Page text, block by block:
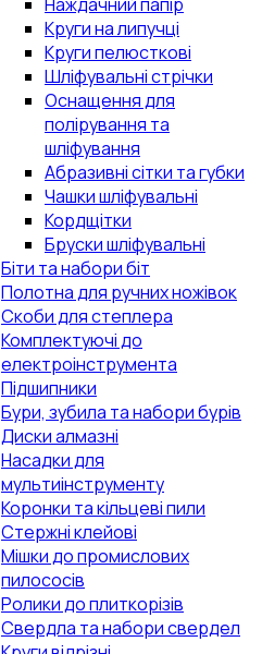
Круги на липучці
Круги пелюсткові
Шліфувальні стрічки
Оснащення для
полірування та
шліфування
Абразивні сітки та губки
Чашки шліфувальні
Кордщітки
Бруски шліфувальні
Біти та набори біт
Полотна для ручних ножівок
Скоби для степлера
Комплектуючі до
електроінструмента
Підшипники
Бури, зубила та набори бурів
Диски алмазні
Насадки для
мультиінструменту
Коронки та кільцеві пили
Стержні клейові
Мішки до промислових
пилососів
Ролики до плиткорізів
Свердла та набори свердел